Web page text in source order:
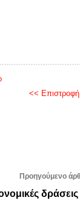
<< Επιστροφή
Προηγούμενο
δράσεις